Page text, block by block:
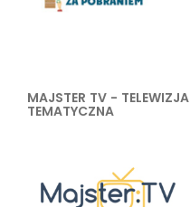
MAJSTER TV - TELEWIZJA
TEMATYCZNA